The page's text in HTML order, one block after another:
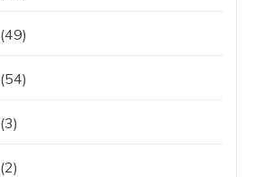
(49)
(54)
(3)
(2)